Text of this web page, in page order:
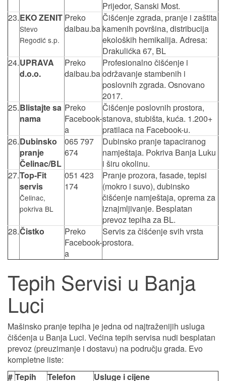
Prijedor, Sanski Most.
23.EKO ZENIT
Stevo
Regodić s.p.
Preko
daibau.ba
Čišćenje zgrada, pranje i zaštita
kamenih površina, distribucija
ekoloških hemikalija. Adresa:
Drakulićka 67, BL
24.UPRAVA
d.o.o.
Preko
daibau.ba
Profesionalno čišćenje i
održavanje stambenih i
poslovnih zgrada. Osnovano
2017.
25.Blistajte sa
nama
Preko
Facebook-
a
Čišćenje poslovnih prostora,
stanova, stubišta, kuća. 1.200+
pratilaca na Facebook-u.
26.Dubinsko
pranje
Čelinac/BL
065 797
674
Dubinsko pranje tapaciranog
namještaja. Pokriva Banja Luku
i širu okolinu.
27.Top-Fit
servis
Čelinac,
pokriva BL
051 423
174
Pranje prozora, fasade, tepisi
(mokro i suvo), dubinsko
čišćenje namještaja, oprema za
iznajmljivanje. Besplatan
prevoz tepiha za BL.
28.Čistko
Preko
Facebook-
a
Servis za čišćenje svih vrsta
prostora.
Tepih Servisi u Banja
Luci
Mašinsko pranje tepiha je jedna od najtraženijih usluga
čišćenja u Banja Luci. Većina tepih servisa nudi besplatan
prevoz (preuzimanje i dostavu) na području grada. Evo
kompletne liste:
# Tepih
Telefon
Usluge i cijene